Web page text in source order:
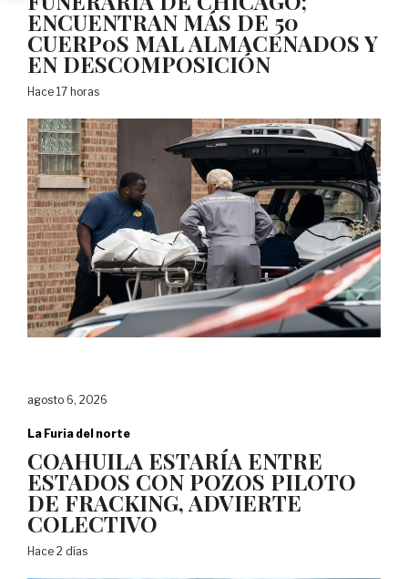
ENCUENTRAN MÁS DE 50
CUERP0S MAL ALMACENADOS Y
EN DESCOMPOSICIÓN
Hace 17 horas
agosto 6, 2026
La Furia del norte
COAHUILA ESTARÍA ENTRE
ESTADOS CON POZOS PILOTO
DE FRACKING, ADVIERTE
COLECTIVO
Hace 2 días